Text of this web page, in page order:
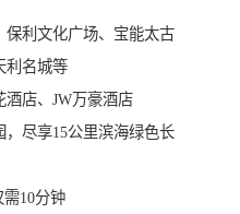
利文化广场、宝能太古
利名城等
店、JW万豪酒店
尽享15公里滨海绿色长
需10分钟